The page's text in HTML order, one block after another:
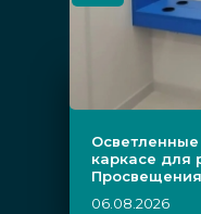
Осветленные
каркасе для
Просвещения
06.08.2026